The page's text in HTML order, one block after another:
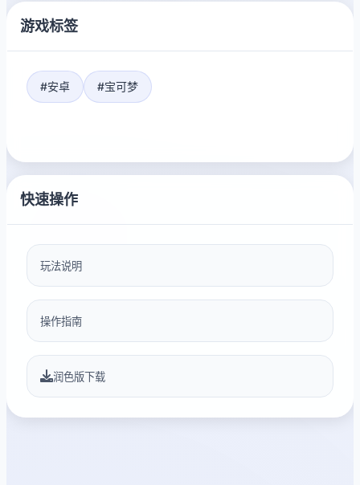
游戏标签
#安卓 #宝可梦
快速操作
玩法说明
操作指南
润色版下载